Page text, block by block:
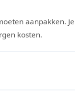
aanpakken. Je
kosten.